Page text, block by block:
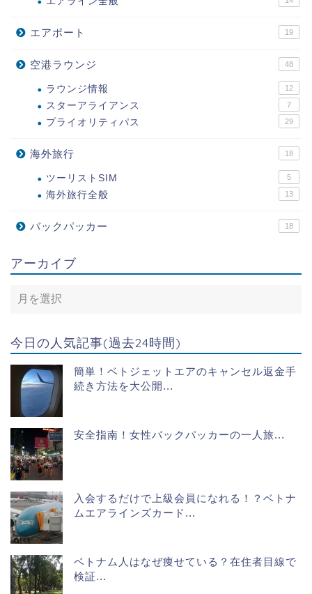
エアポート 19
空港ラウンジ 48
ラウンジ情報 12
スターアライアンス 7
プライオリティパス 29
海外旅行 18
ツーリストSIM 5
海外旅行全般 13
バックパッカー 18
アーカイブ
今日の人気記事(過去24時間)
簡単！ベトジェットエアのキャンセル返金手
続き方法を大公開...
安全指南！女性バックパッカーの一人旅...
入会するだけで上級会員になれる！？ベトナ
ムエアラインズカード...
ベトナム人はなぜ痩せている？在住者目線で
検証...